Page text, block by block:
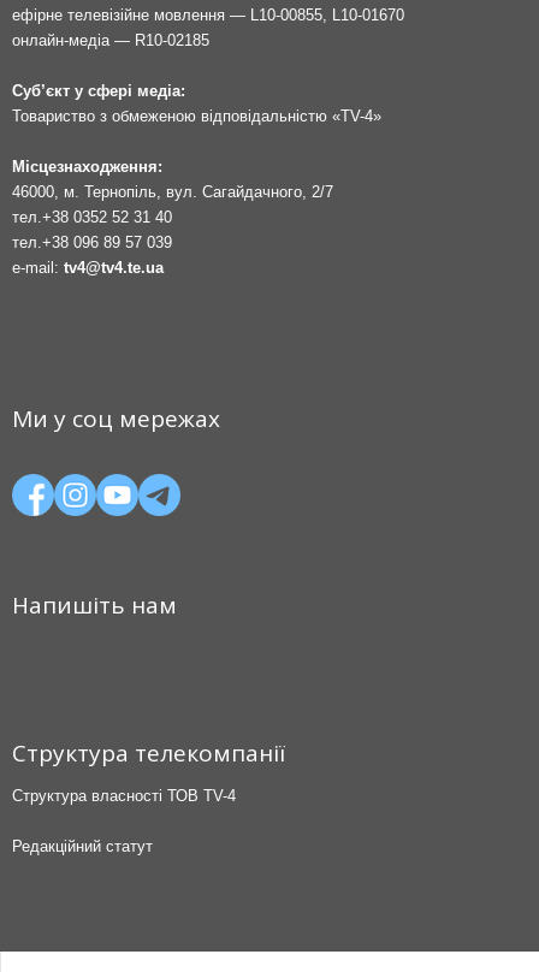
ефірне телевізійне мовлення — L10-00855, L10-01670
онлайн-медіа — R10-02185
Суб’єкт у сфері медіа:
Товариство з обмеженою відповідальністю «TV-4»
Місцезнаходження:
46000, м. Тернопіль, вул. Сагайдачного, 2/7
тел. +38 0352 52 31 40
тел. +38 096 89 57 039
e-mail: tv4@tv4.te.ua
Ми у соц мережах
Напишіть нам
Структура телекомпанії
Структура власності ТОВ TV-4
Редакційний статут